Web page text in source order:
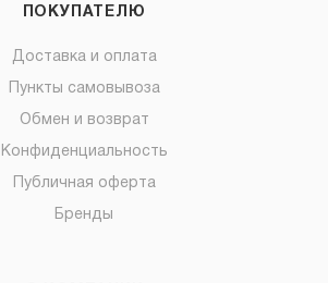
ПОКУПАТЕЛЮ
Доставка и оплата
Пункты самовывоза
Обмен и возврат
Конфиденциальность
Публичная оферта
Бренды